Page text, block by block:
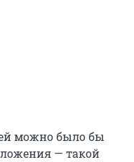
можно было бы
— такой